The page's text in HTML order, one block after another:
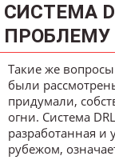
СИСТЕМА
ПРОБЛЕМУ
Такие же
были
придумали,
огни. Система
разработанная и
рубежом,